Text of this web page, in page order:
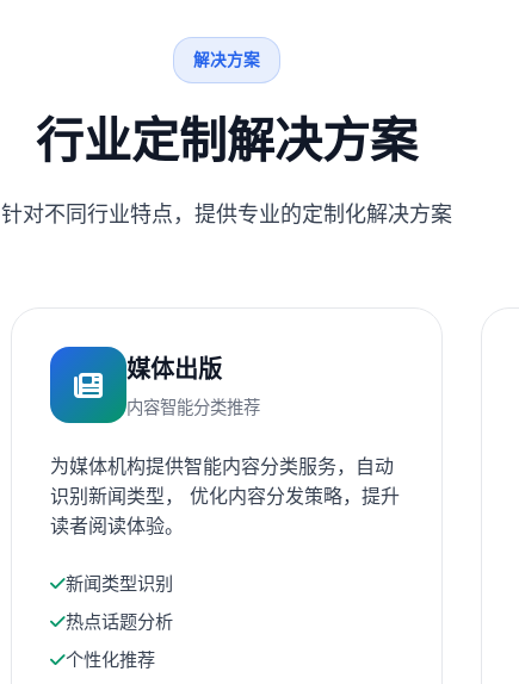
解决方案
行业定制解决方案
针对不同行业特点，提供专业的定制化解决方案
媒体出版
内容智能分类推荐
为媒体机构提供智能内容分类服务，自动
识别新闻类型， 优化内容分发策略，提升
读者阅读体验。
新闻类型识别
热点话题分析
个性化推荐